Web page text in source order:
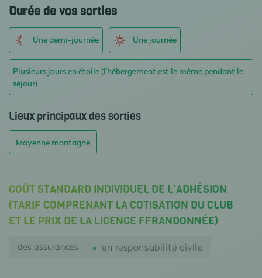
Durée de vos sorties
Une demi-journée Une journée
Plusieurs jours en étoile (l'hébergement est le même pendant le
séjour)
Lieux principaux des sorties
Moyenne montagne
COÛT STANDARD INDIVIDUEL DE L'ADHÉSION
(TARIF COMPRENANT LA COTISATION DU CLUB
ET LE PRIX DE LA LICENCE FFRANDONNÉE)
des assurances en responsabilité civile